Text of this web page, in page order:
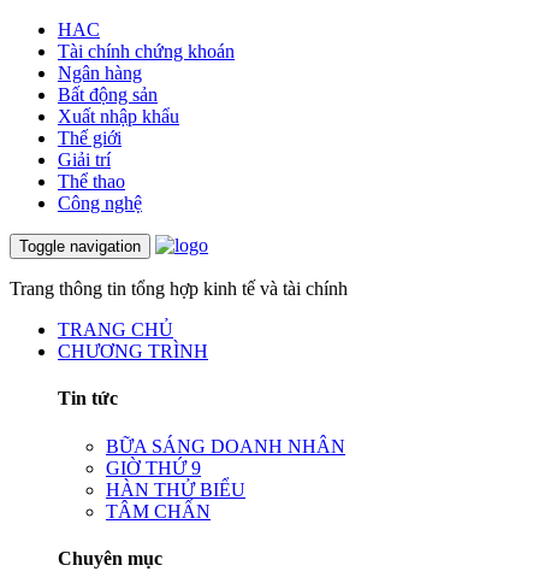
HAC
Tài chính chứng khoán
Ngân hàng
Bất động sản
Xuất nhập khẩu
Thế giới
Giải trí
Thể thao
Công nghệ
Toggle navigation
Trang thông tin tổng hợp kinh tế và tài chính
TRANG CHỦ
CHƯƠNG TRÌNH
Tin tức
BỮA SÁNG DOANH NHÂN
GIỜ THỨ 9
HÀN THỬ BIỂU
TÂM CHẤN
Chuyên mục